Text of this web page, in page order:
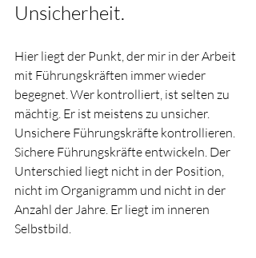
Unsicherheit.
Hier liegt der Punkt, der mir in der Arbeit
mit Führungskräften immer wieder
begegnet. Wer kontrolliert, ist selten zu
mächtig. Er ist meistens zu unsicher.
Unsichere Führungskräfte kontrollieren.
Sichere Führungskräfte entwickeln. Der
Unterschied liegt nicht in der Position,
nicht im Organigramm und nicht in der
Anzahl der Jahre. Er liegt im inneren
Selbstbild.